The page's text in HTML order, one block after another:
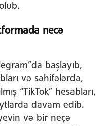
necə
başlayıb,
və səhifələrdə,
“TikTok” hesabları,
davam edib.
və bir neçə